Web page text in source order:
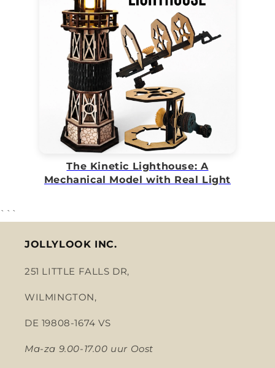
The Kinetic Lighthouse: A
Mechanical Model with Real Light
```
JOLLYLOOK INC.
251 LITTLE FALLS DR,
WILMINGTON,
DE 19808-1674 VS
Ma-za 9.00-17.00 uur Oost